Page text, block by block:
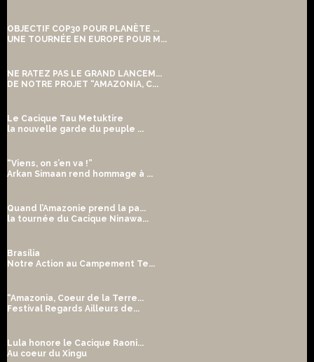
OBJECTIF COP30 POUR PLANÈTE ...
UNE TOURNÉE EN EUROPE POUR M...
NE RATEZ PAS LE GRAND LANCEM...
DE NOTRE PROJET “AMAZONIA, C...
Le Cacique Tau Metuktire
la nouvelle garde du peuple ...
“Viens, on s’en va !”
Arkan Simaan rend hommage à ...
Quand l’Amazonie prend la pa...
la tournée du Cacique Ninawa...
Brasília
Notre Action au Campement Te...
“Amazonia, Coeur de la Terre...
Festival Regards Ailleurs de...
Lula honore le Cacique Raoni...
Au coeur du Xingu